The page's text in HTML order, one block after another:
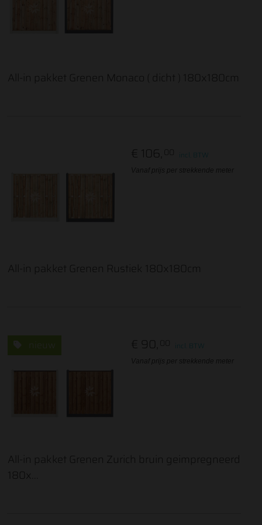
All-in pakket Grenen Monaco ( dicht ) 180x180cm
€ 106, incl. BTW
Vanaf prijs per strekkende meter
All-in pakket Grenen Rustiek 180x180cm
nieuw € 90, incl. BTW
Vanaf prijs per strekkende meter
All-in pakket Grenen Zurich bruin geimpregneerd
180x...